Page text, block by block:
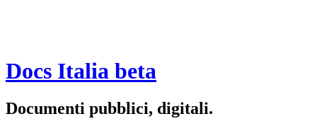
Docs Italia beta
Documenti pubblici, digitali.